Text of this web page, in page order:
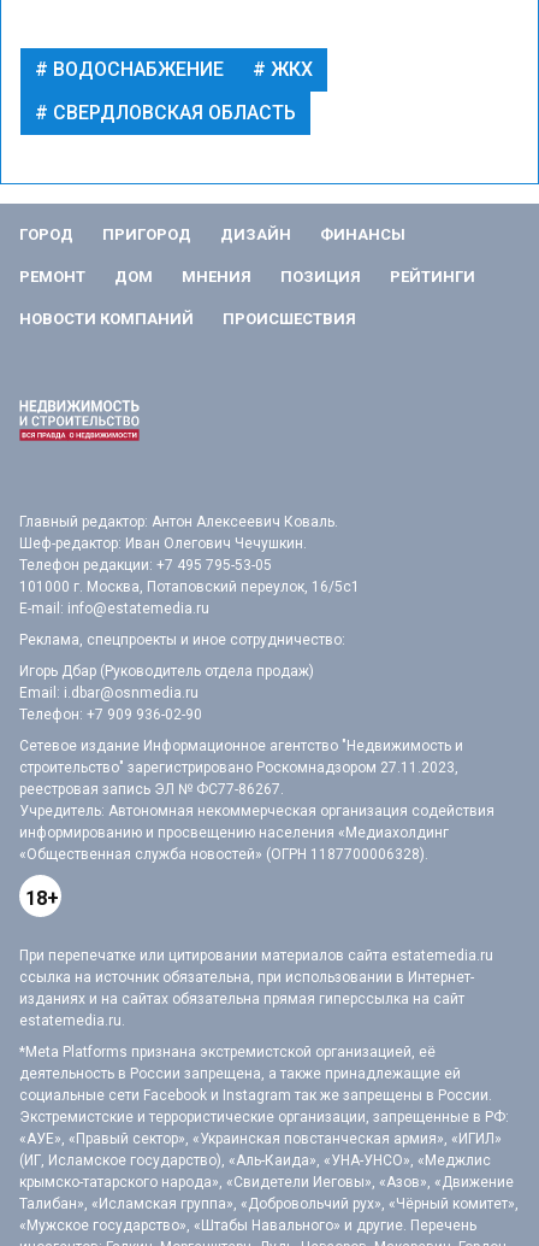
ВОДОСНАБЖЕНИЕ
ЖКХ
СВЕРДЛОВСКАЯ ОБЛАСТЬ
ГОРОД ПРИГОРОД ДИЗАЙН ФИНАНСЫ
РЕМОНТ ДОМ МНЕНИЯ ПОЗИЦИЯ РЕЙТИНГИ
НОВОСТИ КОМПАНИЙ ПРОИСШЕСТВИЯ
Главный редактор: Антон Алексеевич Коваль.
Шеф-редактор: Иван Олегович Чечушкин.
Телефон редакции: +7 495 795-53-05
101000 г. Москва, Потаповский переулок, 16/5с1
E-mail: info@estatemedia.ru
Реклама, спецпроекты и иное сотрудничество:
Игорь Дбар (Руководитель отдела продаж)
Email: i.dbar@osnmedia.ru
Телефон: +7 909 936-02-90
Сетевое издание Информационное агентство "Недвижимость и
строительство" зарегистрировано Роскомнадзором 27.11.2023,
реестровая запись ЭЛ № ФС77-86267.
Учредитель: Автономная некоммерческая организация содействия
информированию и просвещению населения «Медиахолдинг
«Общественная служба новостей» (ОГРН 1187700006328).
18+
При перепечатке или цитировании материалов сайта estatemedia.ru
ссылка на источник обязательна, при использовании в Интернет-
изданиях и на сайтах обязательна прямая гиперссылка на сайт
estatemedia.ru.
*Meta Platforms признана экстремистской организацией, её
деятельность в России запрещена, а также принадлежащие ей
социальные сети Facebook и Instagram так же запрещены в России.
Экстремистские и террористические организации, запрещенные в РФ:
«АУЕ», «Правый сектор», «Украинская повстанческая армия», «ИГИЛ»
(ИГ, Исламское государство), «Аль-Каида», «УНА-УНСО», «Меджлис
крымско-татарского народа», «Свидетели Иеговы», «Азов», «Движение
Талибан», «Исламская группа», «Добровольчий рух», «Чёрный комитет»,
«Мужское государство», «Штабы Навального» и другие. Перечень